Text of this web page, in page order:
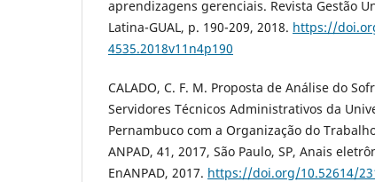
aprendizagens gerenciais. Revista Gestão
Latina-GUAL, p. 190-209, 2018. https://
4535.2018v11n4p190
CALADO, C. F. M. Proposta de Análise do
Servidores Técnicos Administrativos da
Pernambuco com a Organização do
ANPAD, 41, 2017, São Paulo, SP, Anais
EnANPAD, 2017. https://doi.org/10.52614/